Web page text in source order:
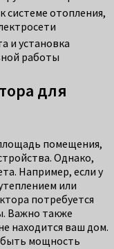
системе отопления,
и установка
работы
для
помещения,
Однако,
Например, если у
или
потребуется
Важно также
находится ваш дом.
мощность